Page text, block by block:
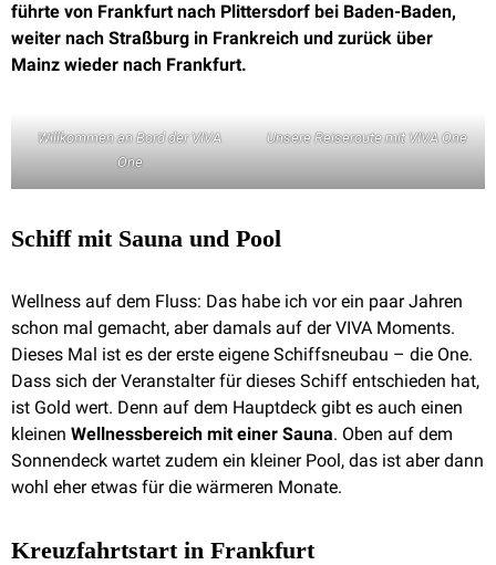
führte von Frankfurt nach Plittersdorf bei Baden-Baden,
weiter nach Straßburg in Frankreich und zurück über
Mainz wieder nach Frankfurt.
Willkommen an Bord der VIVA
One
Unsere Reiseroute mit VIVA One
Schiff mit Sauna und Pool
Wellness auf dem Fluss: Das habe ich vor ein paar Jahren
schon mal gemacht, aber damals auf der VIVA Moments.
Dieses Mal ist es der erste eigene Schiffsneubau – die One.
Dass sich der Veranstalter für dieses Schiff entschieden hat,
ist Gold wert. Denn auf dem Hauptdeck gibt es auch einen
kleinen Wellnessbereich mit einer Sauna. Oben auf dem
Sonnendeck wartet zudem ein kleiner Pool, das ist aber dann
wohl eher etwas für die wärmeren Monate.
Kreuzfahrtstart in Frankfurt